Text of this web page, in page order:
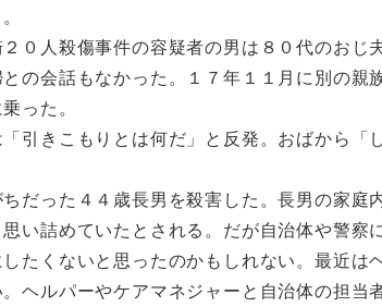
０人殺傷事件の容疑者の男は８０代のおじ
の会話もなかった。１７年１１月に別の親
った。
引きこもりとは何だ」と反発。おばから「
だった４４歳長男を殺害した。長男の家庭
い詰めていたとされる。だが自治体や警察
たくないと思ったのかもしれない。最近は
ヘルパーやケアマネジャーと自治体の担当